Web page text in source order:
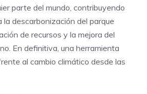
parte del mundo, contribuyendo
la descarbonización del parque
de recursos y la mejora del
En definitiva, una herramienta
al cambio climático desde las